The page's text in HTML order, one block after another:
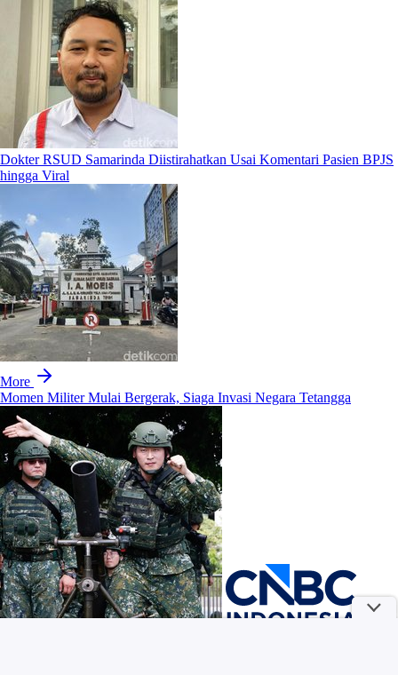
Dokter RSUD Samarinda Diistirahatkan Usai Komentari Pasien BPJS
hingga Viral
More
Momen Militer Mulai Bergerak, Siaga Invasi Negara Tetangga